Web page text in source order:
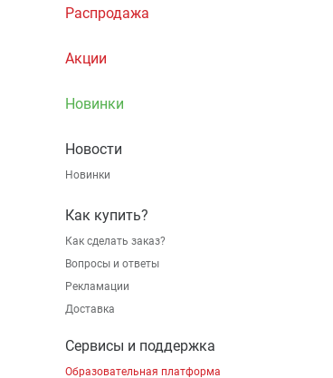
Распродажа
Акции
Новинки
Новости
Новинки
Как купить?
Как сделать заказ?
Вопросы и ответы
Рекламации
Доставка
Сервисы и поддержка
Образовательная платформа